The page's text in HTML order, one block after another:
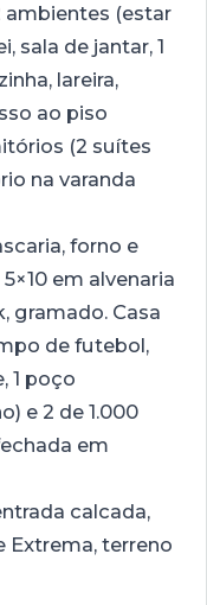
ambientes (estar
sala de jantar, 1
lareira,
ao piso
(2 suítes
na varanda
forno e
em alvenaria
gramado. Casa
de futebol,
1 poço
e 2 de 1.000
em
calcada,
Extrema, terreno